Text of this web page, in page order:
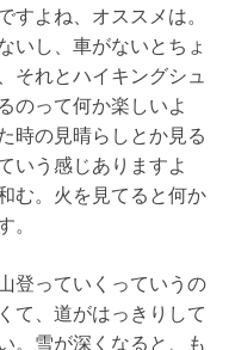
よね、オススメは。
いし、車がないとちょ
それとハイキングシュ
のって何か楽しいよ
時の見晴らしとか見る
いう感じありますよ
む。火を見てると何か
登っていくっていうの
て、道がはっきりして
。雪が深くなると、も